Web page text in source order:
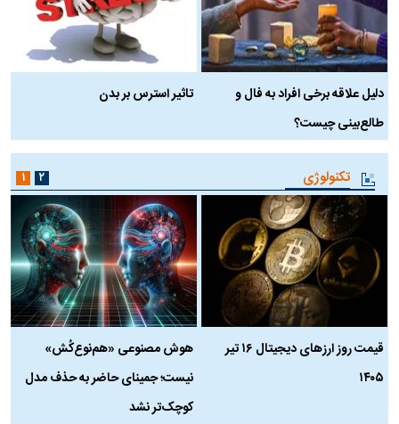
دلیل علاقه برخی افراد به فال و
طالع‌بینی چیست؟
تاثیر استرس بر بدن
تکنولوژی
قیمت روز ارز‌های دیجیتال ۱۶ تیر
۱۴۰۵
هوش مصنوعی «هم‌نوع‌کُش»
نیست؛ جمینای حاضر به حذف مدل
کوچک‌تر نشد
۱ ۲